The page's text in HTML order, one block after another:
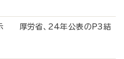
示 厚労省、24年公表のP3結